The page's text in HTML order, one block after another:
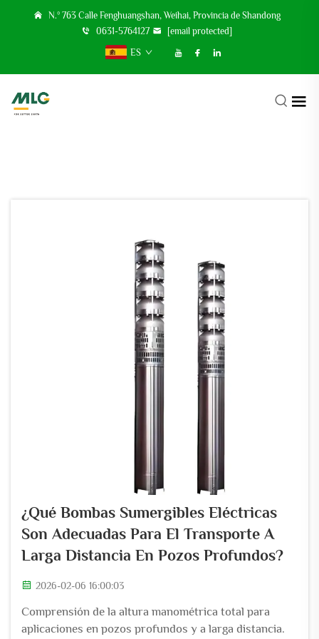
N.º 763 Calle Fenghuangshan, Weihai, Provincia de Shandong
0631-5764127
[email protected]
ES
¿Qué Bombas Sumergibles Eléctricas
Son Adecuadas Para El Transporte A
Larga Distancia En Pozos Profundos?
2026-02-06 16:00:03
Comprensión de la altura manométrica total para
aplicaciones en pozos profundos y a larga distancia.